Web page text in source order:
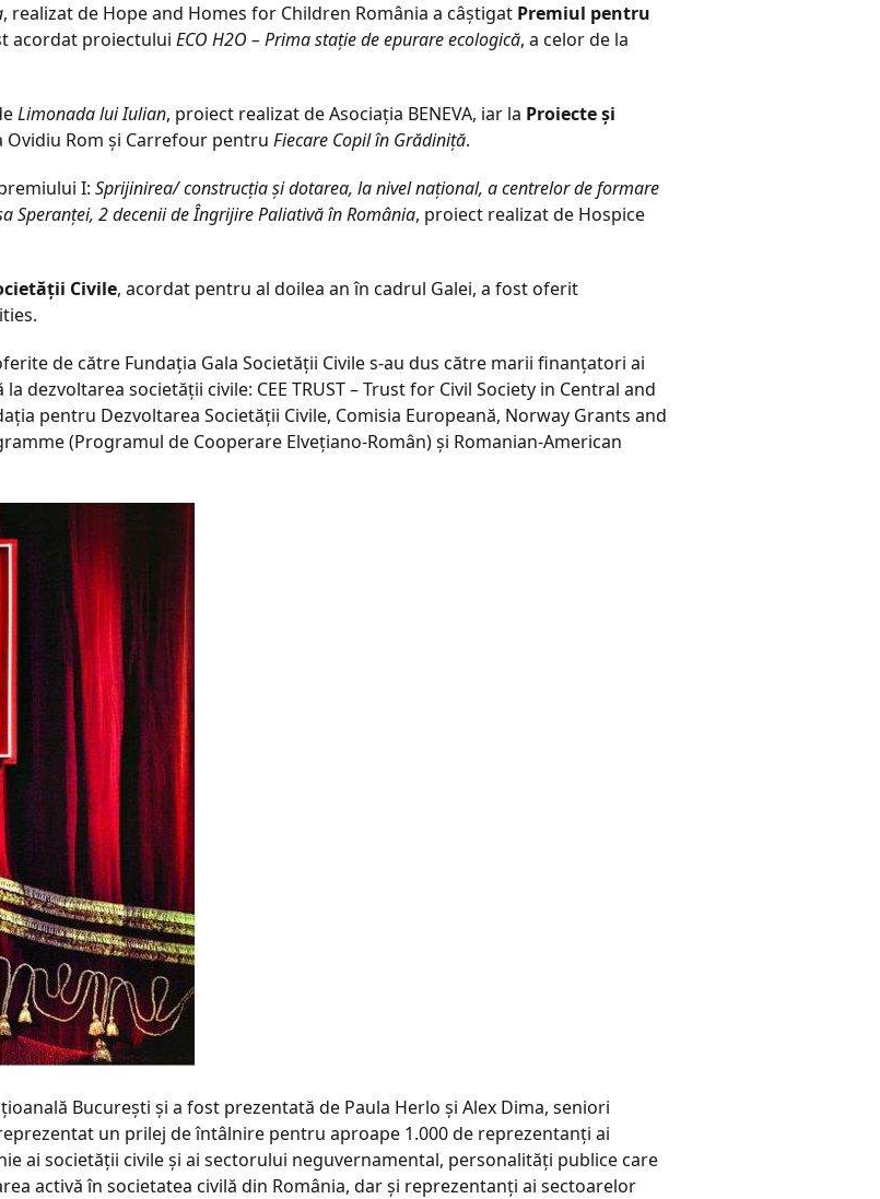
, realizat de Hope and Homes for Children România a câştigat Premiul pentru
acordat proiectului ECO H2O – Prima staţie de epurare ecologică, a celor de la
Limonada lui Iulian, proiect realizat de Asociaţia BENEVA, iar la Proiecte şi
Ovidiu Rom şi Carrefour pentru Fiecare Copil în Grădiniţă.
I: Sprijinirea/ construcţia şi dotarea, la nivel naţional, a centrelor de formare
Speranţei, 2 decenii de Îngrijire Paliativă în România, proiect realizat de Hospice
Civile, acordat pentru al doilea an în cadrul Galei, a fost oferit
de către Fundaţia Gala Societăţii Civile s-au dus către marii finanţatori ai
societăţii civile: CEE TRUST – Trust for Civil Society in Central and
pentru Dezvoltarea Societăţii Civile, Comisia Europeană, Norway Grants and
(Programul de Cooperare Elveţiano-Român) şi Romanian-American
Bucureşti şi a fost prezentată de Paula Herlo şi Alex Dima, seniori
un prilej de întâlnire pentru aproape 1.000 de reprezentanţi ai
ai societăţii civile şi ai sectorului neguvernamental, personalităţi publice care
activă în societatea civilă din România, dar şi reprezentanţi ai sectoarelor